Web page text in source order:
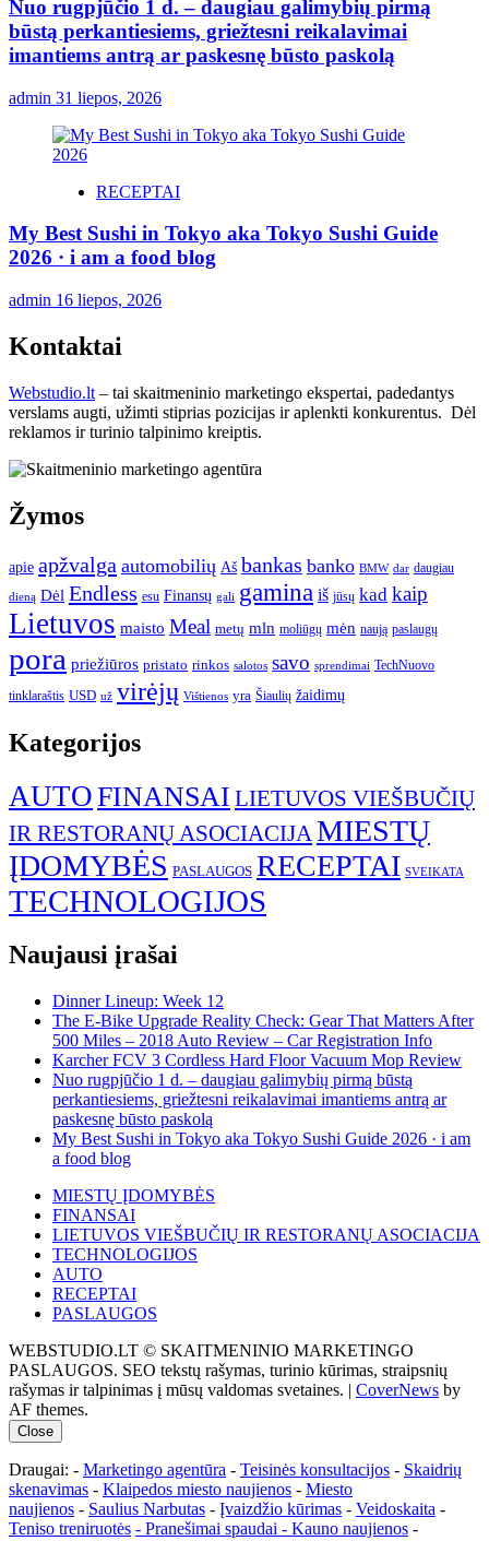
Nuo rugpjūčio 1 d. – daugiau galimybių pirmą
būstą perkantiesiems, griežtesni reikalavimai
imantiems antrą ar paskesnę būsto paskolą
admin 31 liepos, 2026
RECEPTAI
My Best Sushi in Tokyo aka Tokyo Sushi Guide
2026 · i am a food blog
admin 16 liepos, 2026
Kontaktai
Webstudio.lt – tai skaitmeninio marketingo ekspertai, padedantys
verslams augti, užimti stiprias pozicijas ir aplenkti konkurentus. Dėl
reklamos ir turinio talpinimo kreiptis.
Žymos
apie apžvalga automobilių Aš bankas banko BMW dar daugiau
dieną Dėl Endless esu Finansų gali gamina iš jūsų kad kaip
Lietuvos maisto Meal metų mln moliūgų mėn naują paslaugų
pora priežiūros pristato rinkos salotos savo sprendimai TechNuovo
tinklaraštis USD už virėjų Vištienos yra Šiaulių žaidimų
Kategorijos
AUTOFINANSAI LIETUVOS VIEŠBUČIŲ
IR RESTORANŲ ASOCIACIJA MIESTŲ
ĮDOMYBĖS PASLAUGOS RECEPTAI SVEIKATA
TECHNOLOGIJOS
Naujausi įrašai
Dinner Lineup: Week 12
The E-Bike Upgrade Reality Check: Gear That Matters After
500 Miles – 2018 Auto Review – Car Registration Info
Karcher FCV 3 Cordless Hard Floor Vacuum Mop Review
Nuo rugpjūčio 1 d. – daugiau galimybių pirmą būstą
perkantiesiems, griežtesni reikalavimai imantiems antrą ar
paskesnę būsto paskolą
My Best Sushi in Tokyo aka Tokyo Sushi Guide 2026 · i am
a food blog
MIESTŲ ĮDOMYBĖS
FINANSAI
LIETUVOS VIEŠBUČIŲ IR RESTORANŲ ASOCIACIJA
TECHNOLOGIJOS
AUTO
RECEPTAI
PASLAUGOS
WEBSTUDIO.LT © SKAITMENINIO MARKETINGO
PASLAUGOS. SEO tekstų rašymas, turinio kūrimas, straipsnių
rašymas ir talpinimas į mūsų valdomas svetaines. | CoverNews by
AF themes.
Close
Draugai: - Marketingo agentūra - Teisinės konsultacijos - Skaidrių
skenavimas - Klaipedos miesto naujienos - Miesto
naujienos - Saulius Narbutas - Įvaizdžio kūrimas - Veidoskaita -
Teniso treniruotės - Pranešimai spaudai - Kauno naujienos -